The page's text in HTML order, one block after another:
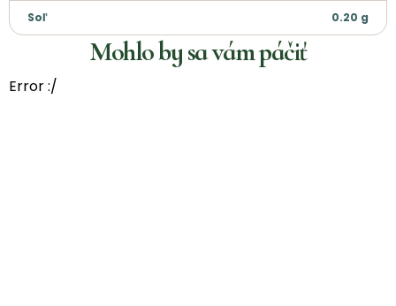
Soľ 0.20 g
Mohlo by sa vám páčiť
Error :/